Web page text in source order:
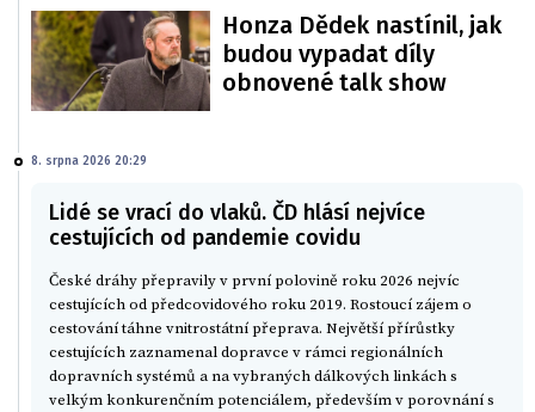
Honza Dědek nastínil, jak
budou vypadat díly
obnovené talk show
8. srpna 2026 20:29
Lidé se vrací do vlaků. ČD hlásí nejvíce
cestujících od pandemie covidu
České dráhy přepravily v první polovině roku 2026 nejvíc
cestujících od předcovidového roku 2019. Rostoucí zájem o
cestování táhne vnitrostátní přeprava. Největší přírůstky
cestujících zaznamenal dopravce v rámci regionálních
dopravních systémů a na vybraných dálkových linkách s
velkým konkurenčním potenciálem, především v porovnání s